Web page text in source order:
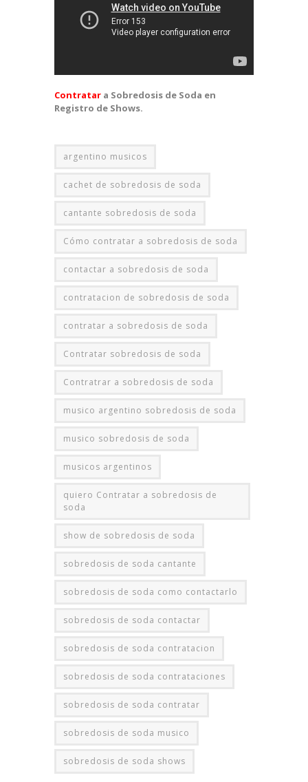
Contratar a Sobredosis de Soda en
Registro de Shows.
argentino musicos
cachet de sobredosis de soda
cantante sobredosis de soda
Cómo contratar a sobredosis de soda
contactar a sobredosis de soda
contratacion de sobredosis de soda
contratar a sobredosis de soda
Contratar sobredosis de soda
Contratrar a sobredosis de soda
musico argentino sobredosis de soda
musico sobredosis de soda
musicos argentinos
quiero Contratar a sobredosis de
soda
show de sobredosis de soda
sobredosis de soda cantante
sobredosis de soda como contactarlo
sobredosis de soda contactar
sobredosis de soda contratacion
sobredosis de soda contrataciones
sobredosis de soda contratar
sobredosis de soda musico
sobredosis de soda shows